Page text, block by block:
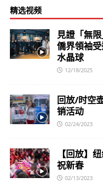
精选视频
見證「無
僑界領袖
水晶球
12/18/2025
回放/时空
销活动
02/24/2023
【回放】
祝新春
02/13/2023